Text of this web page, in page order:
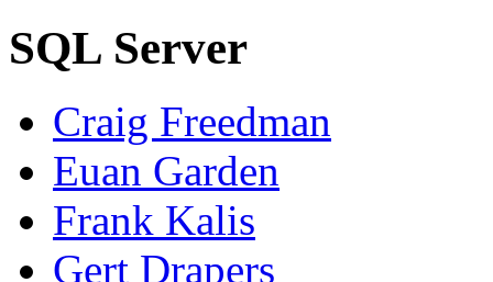
SQL Server
Craig Freedman
Euan Garden
Frank Kalis
Gert Drapers